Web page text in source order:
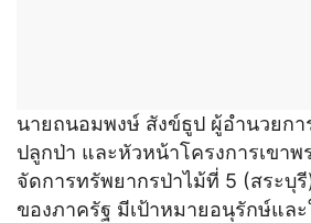
นายถนอมพงษ์ สังข์ธูป ผู้อำนวยกา
ปลูกป่า และหัวหน้าโครงการเขาพ
จัดการทรัพยากรป่าไม้ที่ 5 (สระบุ
ของภาครัฐ มีเป้าหมายอนุรักษ์แล